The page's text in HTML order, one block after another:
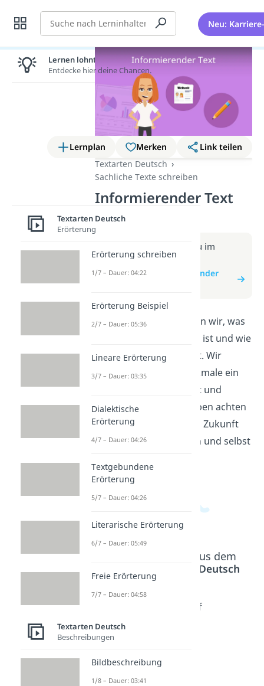
Suche Neu:
Lernplan Merken
Link teilen
Textarten Deutsch
Sachliche Texte schreiben
Informierender Text
(Video)
Weitere Infos erhältst du im
Beitrag zum Video
zum Beitrag: Informierender
In diesem Video erklären wir, was
ein informierender Text ist und wie
du ihn erkennen kannst. Wir
zeigen dir, welche Merkmale ein
informierender Text hat und
worauf du beim Schreiben achten
solltest. So kannst du in Zukunft
leichter Texte verstehen und selbst
Beliebte Inhalte aus dem
Textarten Deutsch
ll
schreib
Dauer:
03:20
Satzanf
Lernen lohnt sich!
Entdecke hier deine Chancen.
Textarten Deutsch
Erörterung
Erörterung schreiben
1/7 – Dauer: 04:22
Erörterung Beispiel
2/7 – Dauer: 05:36
Lineare Erörterung
3/7 – Dauer: 03:35
Dialektische
Erörterung
4/7 – Dauer: 04:26
Textgebundene
Erörterung
5/7 – Dauer: 04:26
Literarische Erörterung
6/7 – Dauer: 05:49
Freie Erörterung
7/7 – Dauer: 04:58
Textarten Deutsch
Beschreibungen
Bildbeschreibung
1/8 – Dauer: 03:41